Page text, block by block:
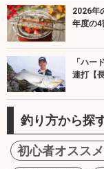
2026年
年度の4
「ハー
連打【
釣り方から探
初心者オススメ